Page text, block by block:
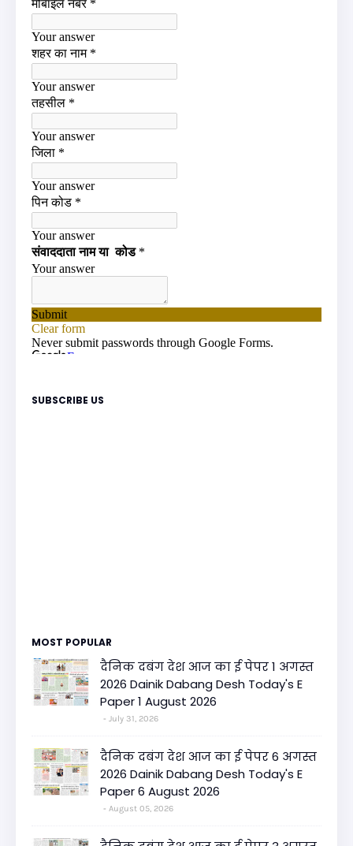
SUBSCRIBE US
MOST POPULAR
दैनिक दबंग देश आज का ई पेपर 1 अगस्त
2026 Dainik Dabang Desh Today's E
Paper 1 August 2026
July 31, 2026
दैनिक दबंग देश आज का ई पेपर 6 अगस्त
2026 Dainik Dabang Desh Today's E
Paper 6 August 2026
August 05, 2026